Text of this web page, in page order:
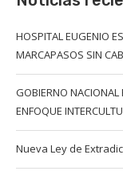
HOSPITAL EUGENIO
MARCAPASOS SIN
GOBIERNO NACIONAL
ENFOQUE
Nueva Ley de